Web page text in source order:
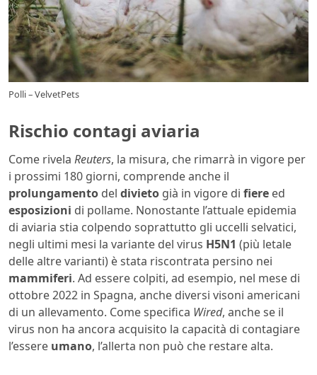
Polli – VelvetPets
Rischio contagi aviaria
Come rivela Reuters, la misura, che rimarrà in vigore per
i prossimi 180 giorni, comprende anche il
prolungamento del divieto già in vigore di fiere ed
esposizioni di pollame. Nonostante l’attuale epidemia
di aviaria stia colpendo soprattutto gli uccelli selvatici,
negli ultimi mesi la variante del virus H5N1 (più letale
delle altre varianti) è stata riscontrata persino nei
mammiferi. Ad essere colpiti, ad esempio, nel mese di
ottobre 2022 in Spagna, anche diversi visoni americani
di un allevamento. Come specifica Wired, anche se il
virus non ha ancora acquisito la capacità di contagiare
l’essere umano, l’allerta non può che restare alta.